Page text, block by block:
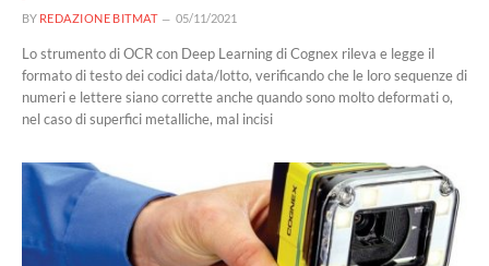
BY REDAZIONE BITMAT 05/11/2021
Lo strumento di OCR con Deep Learning di Cognex rileva e legge il
formato di testo dei codici data/lotto, verificando che le loro sequenze di
numeri e lettere siano corrette anche quando sono molto deformati o,
nel caso di superfici metalliche, mal incisi